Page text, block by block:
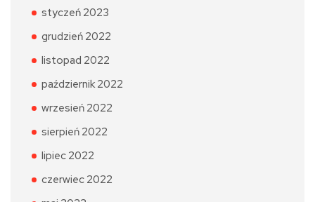
styczeń 2023
grudzień 2022
listopad 2022
październik 2022
wrzesień 2022
sierpień 2022
lipiec 2022
czerwiec 2022